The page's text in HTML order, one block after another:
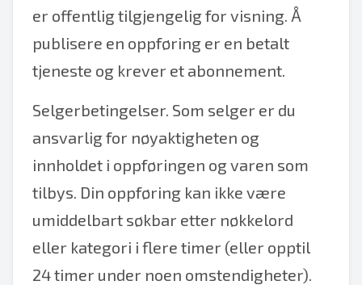
er offentlig tilgjengelig for visning. Å
publisere en oppføring er en betalt
tjeneste og krever et abonnement.
Selgerbetingelser. Som selger er du
ansvarlig for nøyaktigheten og
innholdet i oppføringen og varen som
tilbys. Din oppføring kan ikke være
umiddelbart søkbar etter nøkkelord
eller kategori i flere timer (eller opptil
24 timer under noen omstendigheter).